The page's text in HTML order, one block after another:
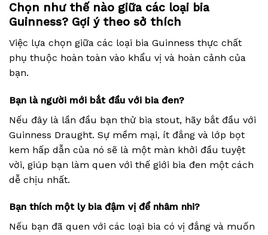
Chọn như thế nào giữa các loại bia
Guinness? Gợi ý theo sở thích
Việc lựa chọn giữa các loại bia Guinness thực chất
phụ thuộc hoàn toàn vào khẩu vị và hoàn cảnh của
bạn.
Bạn là người mới bắt đầu với bia đen?
Nếu đây là lần đầu bạn thử bia stout, hãy bắt đầu với
Guinness Draught. Sự mềm mại, ít đắng và lớp bọt
kem hấp dẫn của nó sẽ là một màn khởi đầu tuyệt
vời, giúp bạn làm quen với thế giới bia đen một cách
dễ chịu nhất.
Bạn thích một ly bia đậm vị để nhâm nhi?
Nếu bạn đã quen với các loại bia có vị đắng và muốn